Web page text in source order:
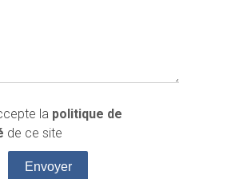
la politique de
de ce site
Envoyer